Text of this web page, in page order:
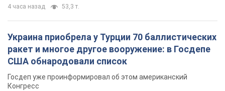
4 часа назад 53,3 т.
Украина приобрела у Турции 70 баллистических
ракет и многое другое вооружение: в Госдепе
США обнародовали список
Госдеп уже проинформировал об этом американский
Конгресс